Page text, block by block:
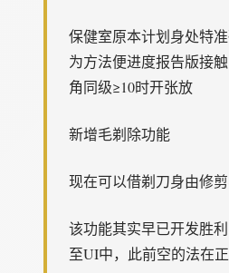
保健室原本计划身处特
为方法便进度报告版接
角同级≥10时开张放
新增毛剃除功能
现在可以借剃刀身由修
该功能其实早已开发胜
至UI中，此前空的法在正